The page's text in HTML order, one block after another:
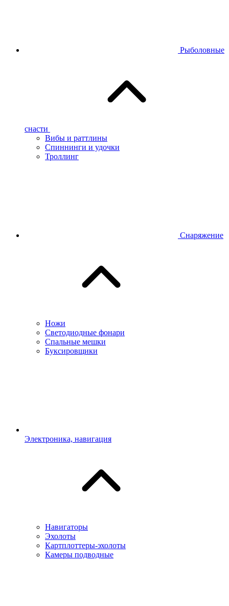
Рыболовные
снасти
Вибы и раттлины
Спиннинги и удочки
Троллинг
Снаряжение
Ножи
Светодиодные фонари
Спальные мешки
Буксировщики
Электроника, навигация
Навигаторы
Эхолоты
Картплоттеры-эхолоты
Камеры подводные